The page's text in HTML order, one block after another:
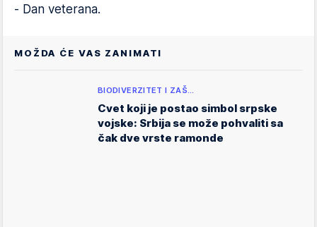
- Dan veterana.
MOŽDA ĆE VAS ZANIMATI
BIODIVERZITET I ZAŠ…
Cvet koji je postao simbol srpske
vojske: Srbija se može pohvaliti sa
čak dve vrste ramonde